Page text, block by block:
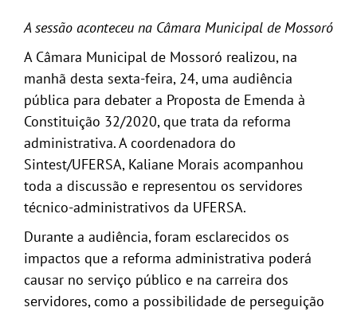
A sessão aconteceu na Câmara Municipal de Mossoró
A Câmara Municipal de Mossoró realizou, na
manhã desta sexta-feira, 24, uma audiência
pública para debater a Proposta de Emenda à
Constituição 32/2020, que trata da reforma
administrativa. A coordenadora do
Sintest/UFERSA, Kaliane Morais acompanhou
toda a discussão e representou os servidores
técnico-administrativos da UFERSA.
Durante a audiência, foram esclarecidos os
impactos que a reforma administrativa poderá
causar no serviço público e na carreira dos
servidores, como a possibilidade de perseguição